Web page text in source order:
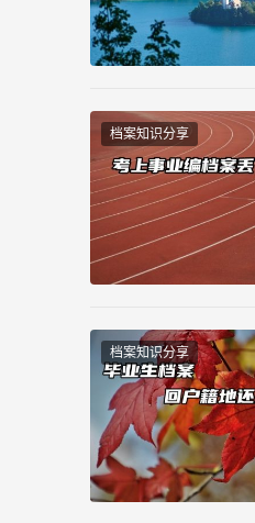
档案知识分享
档案知识分享